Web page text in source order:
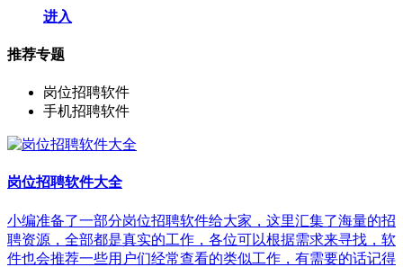
进入
推荐专题
岗位招聘软件
手机招聘软件
岗位招聘软件大全
小编准备了一部分岗位招聘软件给大家，这里汇集了海量的招
聘资源，全部都是真实的工作，各位可以根据需求来寻找，软
件也会推荐一些用户们经常查看的类似工作，有需要的话记得